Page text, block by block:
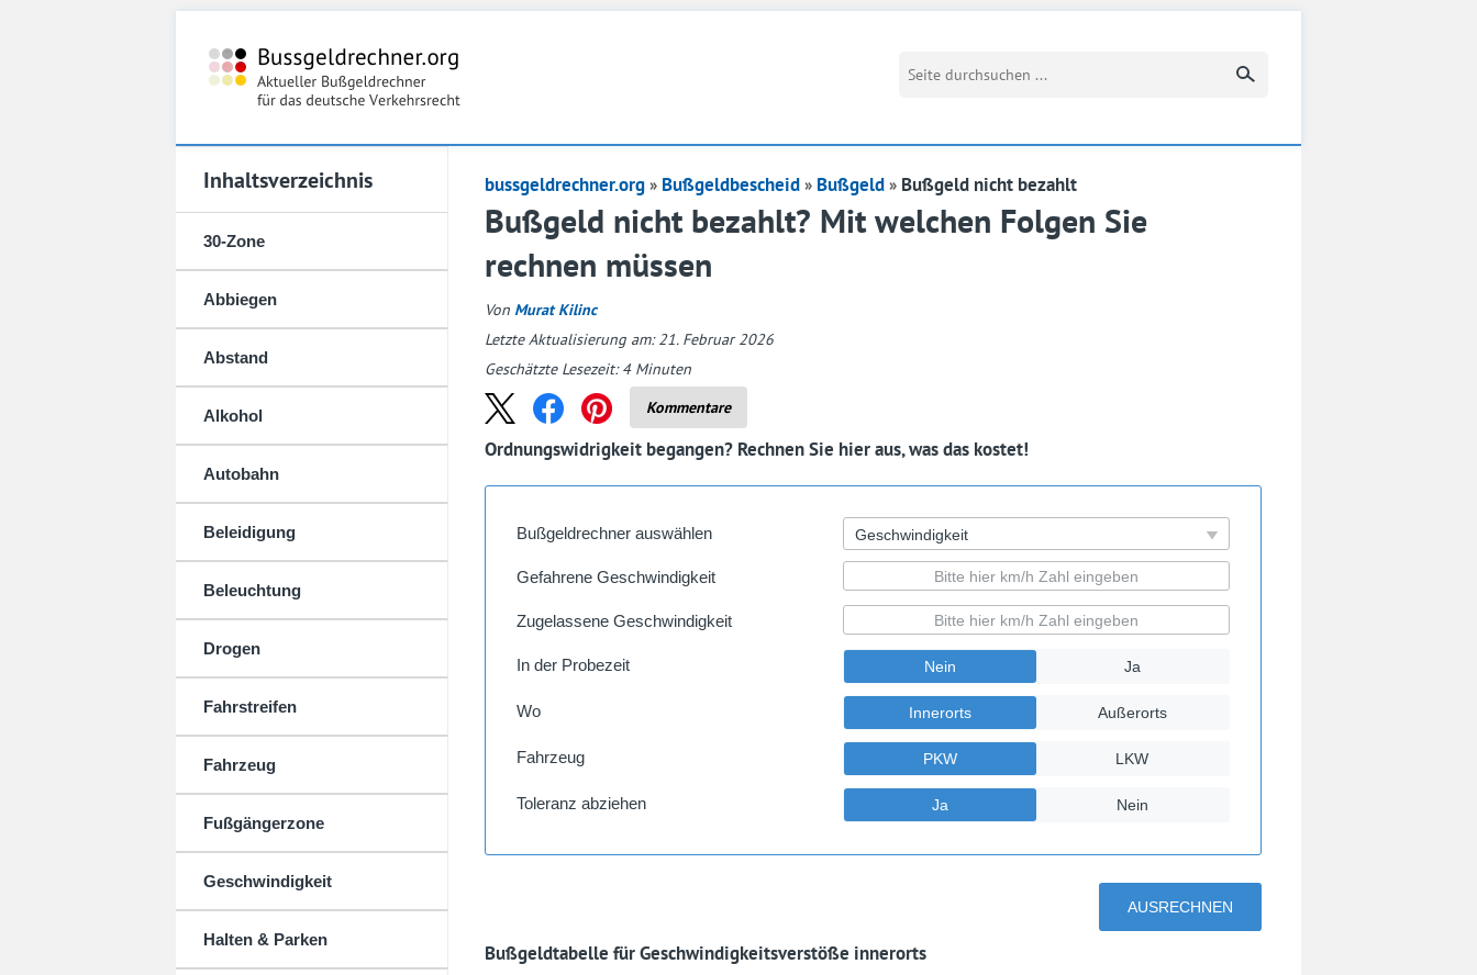
Suchbegriff eingeben
Inhaltsverzeichnis
30-Zone
Abbiegen
Abstand
Alkohol
Autobahn
Beleidigung
Beleuchtung
Drogen
Fahrstreifen
Fahrzeug
Fußgängerzone
Geschwindigkeit
Halten & Parken
bussgeldrechner.org Bußgeldbescheid Bußgeld Bußgeld nicht bezahlt
Bußgeld nicht bezahlt? Mit welchen Folgen Sie
rechnen müssen
Von Murat Kilinc
Letzte Aktualisierung am: 21. Februar 2026
Geschätzte Lesezeit:4 Minuten
Kommentare
Ordnungswidrigkeit begangen? Rechnen Sie hier aus, was das kostet!
Bußgeldtabelle für Geschwindigkeitsverstöße innerorts